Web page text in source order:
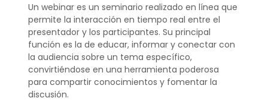
Un webinar es un seminario realizado en línea que
permite la interacción en tiempo real entre el
presentador y los participantes. Su principal
función es la de educar, informar y conectar con
la audiencia sobre un tema específico,
convirtiéndose en una herramienta poderosa
para compartir conocimientos y fomentar la
discusión.